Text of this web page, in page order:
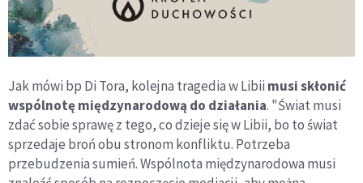
Jak mówi bp Di Tora, kolejna tragedia w Libii musi skłonić
wspólnotę międzynarodową do działania. "Świat musi
zdać sobie sprawę z tego, co dzieje się w Libii, bo to świat
sprzedaje broń obu stronom konfliktu. Potrzeba
przebudzenia sumień. Wspólnota międzynarodowa musi